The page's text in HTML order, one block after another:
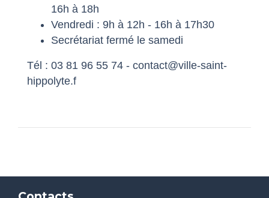
16h à 18h
Vendredi : 9h à 12h - 16h à 17h30
Secrétariat fermé le samedi
Tél : 03 81 96 55 74 - contact@ville-saint-
hippolyte.f